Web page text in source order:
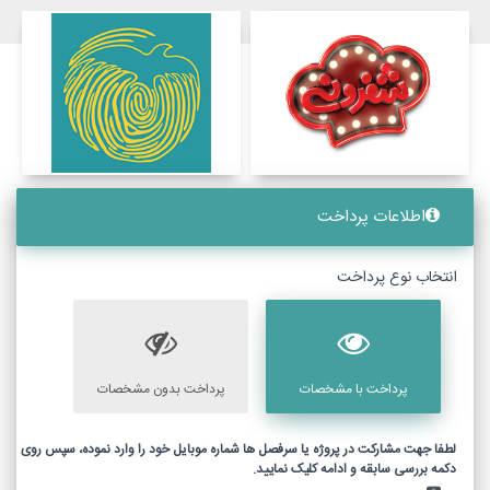
اطلاعات پرداخت
انتخاب نوع پرداخت
پرداخت با مشخصات پرداخت بدون مشخصات
لطفا جهت مشارکت در پروژه یا سرفصل ها شماره موبایل خود را وارد نموده، سپس روی
دکمه بررسی سابقه و ادامه کلیک نمایید.